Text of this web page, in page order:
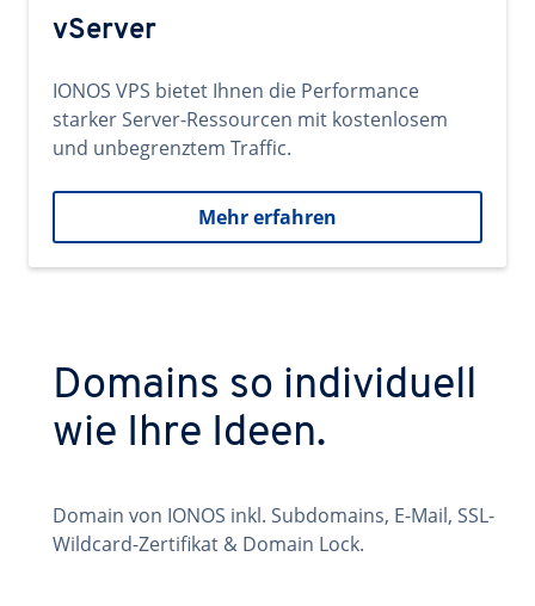
vServer
IONOS VPS bietet Ihnen die Performance
starker Server-Ressourcen mit kostenlosem
und unbegrenztem Traffic.
Mehr erfahren
Domains so individuell
wie Ihre Ideen.
Domain von IONOS inkl. Subdomains, E-Mail, SSL-
Wildcard-Zertifikat & Domain Lock.